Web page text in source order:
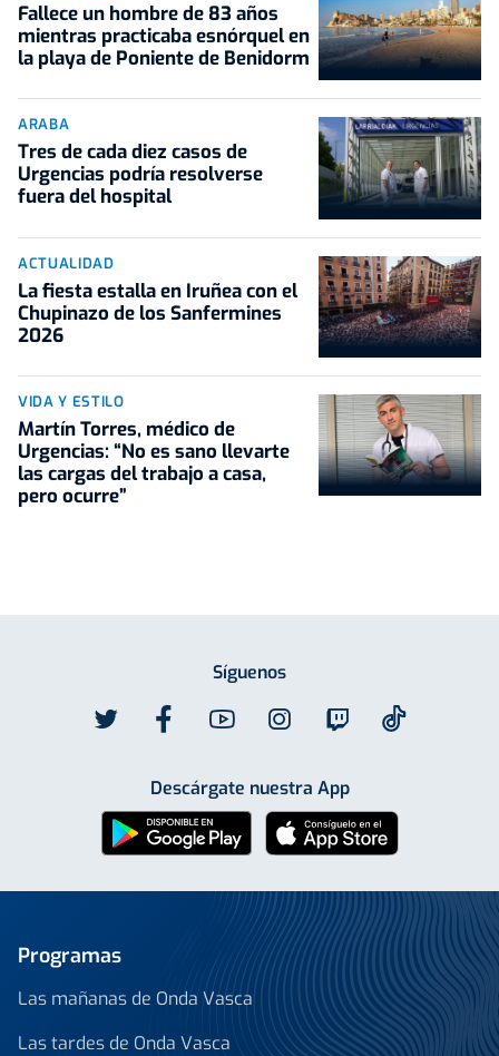
Fallece un hombre de 83 años
mientras practicaba esnórquel en
la playa de Poniente de Benidorm
ARABA
Tres de cada diez casos de
Urgencias podría resolverse
fuera del hospital
ACTUALIDAD
La fiesta estalla en Iruñea con el
Chupinazo de los Sanfermines
2026
VIDA Y ESTILO
Martín Torres, médico de
Urgencias: “No es sano llevarte
las cargas del trabajo a casa,
pero ocurre”
Síguenos
Descárgate nuestra App
Programas
Las mañanas de Onda Vasca
Las tardes de Onda Vasca